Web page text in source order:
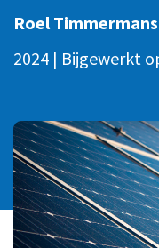
Service & Support
Veilig bestanden delen
Inloggen
Internationaal
Privézaken en
Strategie en
Roel Timmermans
2024 | Bijgewerkt